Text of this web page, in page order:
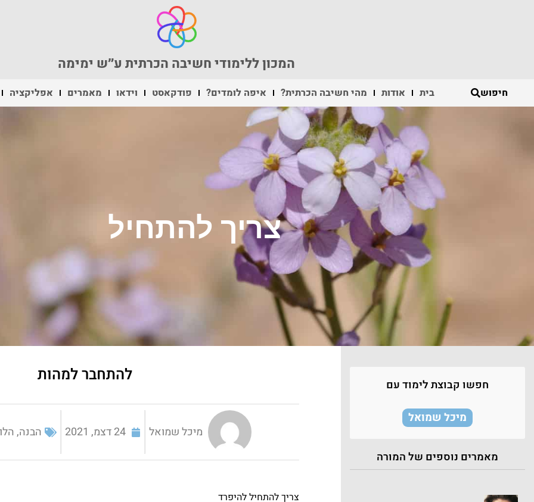
המכון ללימודי חשיבה הכרתית ע״ש ימימה
חיפוש בית אודות מהי חשיבה הכרתית? איפה לומדים? פודקאסט וידאו מאמרים אפליקציה
צריך להתחיל
חפשו קבוצת לימוד עם
מיכל שמואל
מאמרים נוספים של המורה
להתחבר למהות
מיכל שמואל 24 דצמ, 2021 הבנה,
צריך להתחיל להיפרד